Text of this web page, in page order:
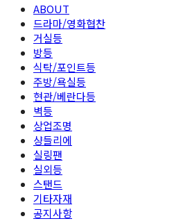
ABOUT
드라마/영화협찬
거실등
방등
식탁/포인트등
주방/욕실등
현관/베란다등
벽등
상업조명
샹들리에
실링팬
실외등
스탠드
기타자재
공지사항